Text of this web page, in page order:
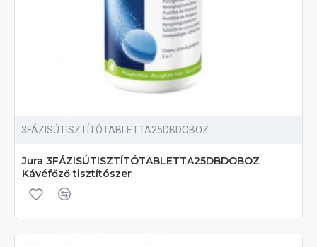
3FÁZISÚTISZTÍTÓTABLETTA25DBDOBOZ
Jura 3FÁZISÚTISZTÍTÓTABLETTA25DBDOBOZ
Kávéfőző tisztítószer